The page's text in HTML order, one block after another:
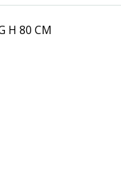
H 80 CM